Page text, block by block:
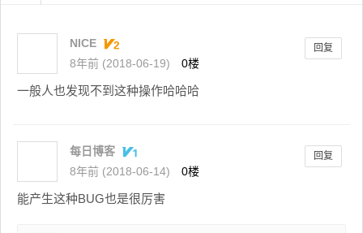
NICE
8年前 (2018-06-19)
0楼
回复
一般人也发现不到这种操作哈哈哈
每日博客
8年前 (2018-06-14)
0楼
回复
能产生这种BUG也是很厉害